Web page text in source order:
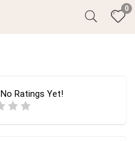
0
No Ratings Yet!